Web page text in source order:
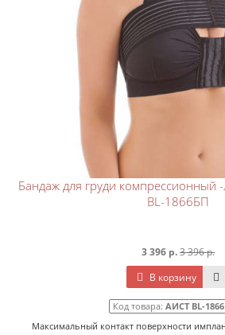
Бандаж для груди компрессионный
BL-1866БП
3 396 р.3 396 р.
В корзину
Код товара: АИСТ BL-
Максимальный контакт поверхности